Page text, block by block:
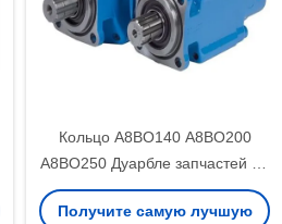
Кольцо А8ВО140 А8ВО200
А8ВО250 Дуарбле запчастей 28
гидронасоса ИСО
Получите самую лучшую